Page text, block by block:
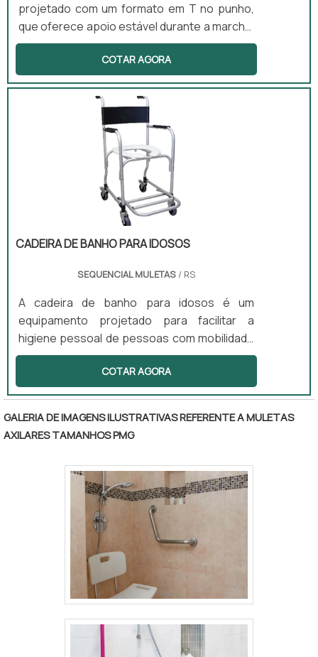
projetado com um formato em T no punho,
que oferece apoio estável durante a marcha.
Este equipamento é leve e anatômico,
tornando-se ideal para pessoas que
apresentam dificuldades leves de
locomoção. Além disso, sua altura é
ajustável, permitindo que o usuário encontre
a posição mais confortável para seu uso. O
bastão é adequado tanto para ambientes
internos quanto externos, proporcionando
versatilidade e praticidade.
COTAR AGORA
CADEIRA DE BANHO PARA IDOSOS
SEQUENCIAL MULETAS/ RS
A cadeira de banho para idosos é um
equipamento projetado para facilitar a
higiene pessoal de pessoas com mobilidade
reduzida. Com uma estrutura que inclui rodas
e um assento anatômico, esse dispositivo
proporciona segurança e conforto durante o
banho. Além disso, pode contar com apoio
para braço, encosto e assento com abertura
seguro. É adequada tanto para uso domiciliar
quanto hospitalar, atendendo às
necessidades de diferentes usuários.
COTAR AGORA
GALERIA DE IMAGENS ILUSTRATIVAS REFERENTE A MULETAS
AXILARES TAMANHOS PMG